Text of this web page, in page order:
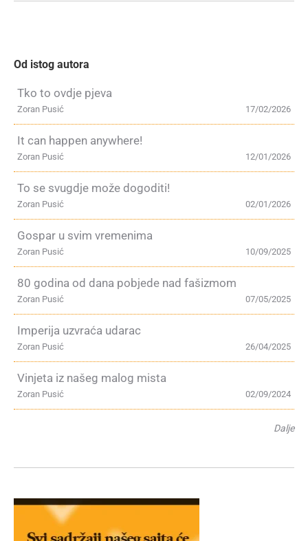
Od istog autora
Tko to ovdje pjeva
17/02/2026
Zoran Pusić
It can happen anywhere!
12/01/2026
Zoran Pusić
To se svugdje može dogoditi!
02/01/2026
Zoran Pusić
Gospar u svim vremenima
10/09/2025
Zoran Pusić
80 godina od dana pobjede nad fašizmom
07/05/2025
Zoran Pusić
Imperija uzvraća udarac
26/04/2025
Zoran Pusić
Vinjeta iz našeg malog mista
02/09/2024
Zoran Pusić
Dalje